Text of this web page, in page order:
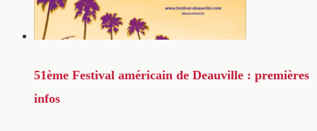
51ème Festival américain de Deauville : premières
infos